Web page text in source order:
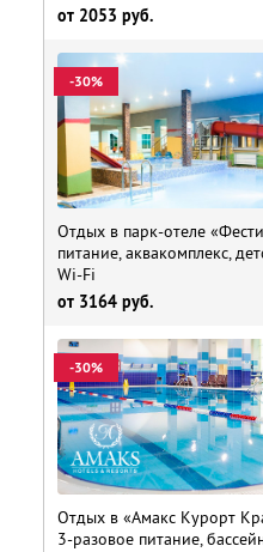
от 2053 руб.
-30%
Отдых в парк-отеле
питание, аквакомплекс,
Wi-Fi
от 3164 руб.
-30%
Отдых в «Амакс Курорт
3-разовое питание,